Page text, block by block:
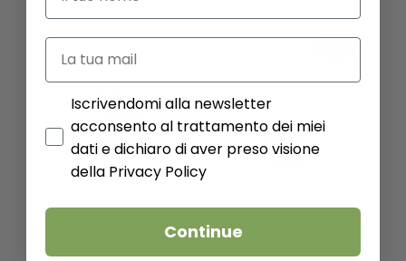
Cycas revoluta
IVA inclusa
Delosperma
A partire da:
Iscrivendomi alla newsletter
acconsento al trattamento dei miei
dati e dichiaro di aver preso visione
della Privacy Policy
Continue